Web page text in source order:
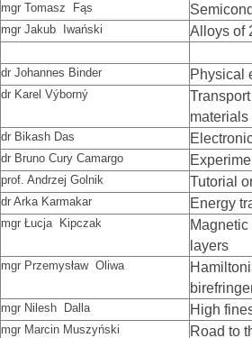
mgr Tomasz Fąs
mgr Jakub Iwański Alloys of
dr Johannes Binder Physical
dr Karel Výborný
dr Bikash Das
dr Bruno Cury Camargo
prof. Andrzej Golnik Tutorial
dr Arka Karmakar Energy
mgr Łucja Kipczak
layers
mgr Przemysław Oliwa
mgr Nilesh Dalla High
mgr Marcin Muszyński Road to